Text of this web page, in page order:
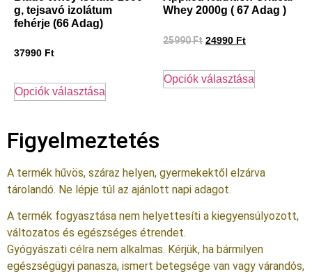
g, tejsavó izolátum
fehérje (66 Adag)
37990 Ft
Opciók választása
Whey 2000g ( 67 Adag )
25990Ft 24990 Ft
Opciók választása
Figyelmeztetés
A termék hűvös, száraz helyen, gyermekektől elzárva
tárolandó. Ne lépje túl az ajánlott napi adagot.
A termék fogyasztása nem helyettesíti a kiegyensúlyozott,
változatos és egészséges étrendet.
Gyógyászati célra nem alkalmas. Kérjük, ha bármilyen
egészségügyi panasza, ismert betegsége van vagy várandós,